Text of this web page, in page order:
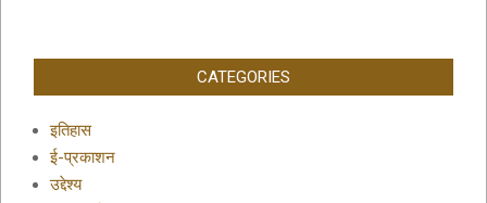
CATEGORIES
इतिहास
ई-प्रकाशन
उद्देश्य